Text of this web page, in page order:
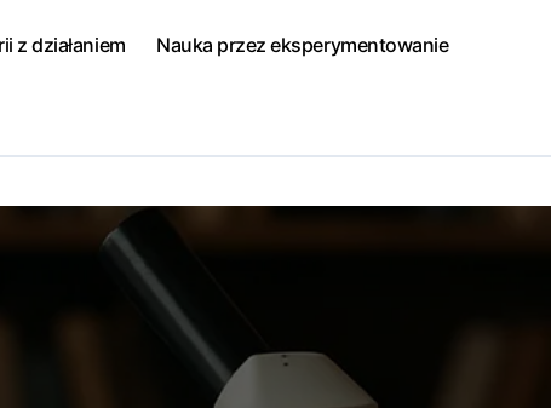
z działaniem Nauka przez eksperymentowanie